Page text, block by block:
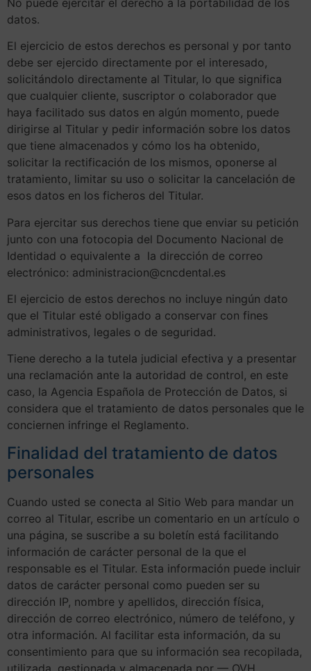
datos.
El ejercicio de estos derechos es personal y por tanto
debe ser ejercido directamente por el interesado,
solicitándolo directamente al Titular, lo que significa
que cualquier cliente, suscriptor o colaborador que
haya facilitado sus datos en algún momento, puede
dirigirse al Titular y pedir información sobre los datos
que tiene almacenados y cómo los ha obtenido,
solicitar la rectificación de los mismos, oponerse al
tratamiento, limitar su uso o solicitar la cancelación de
esos datos en los ficheros del Titular.
Para ejercitar sus derechos tiene que enviar su petición
junto con una fotocopia del Documento Nacional de
Identidad o equivalente a la dirección de correo
electrónico: administracion@cncdental.es
El ejercicio de estos derechos no incluye ningún dato
que el Titular esté obligado a conservar con fines
administrativos, legales o de seguridad.
Tiene derecho a la tutela judicial efectiva y a presentar
una reclamación ante la autoridad de control, en este
caso, la Agencia Española de Protección de Datos, si
considera que el tratamiento de datos personales que le
conciernen infringe el Reglamento.
Finalidad del tratamiento de datos
personales
Cuando usted se conecta al Sitio Web para mandar un
correo al Titular, escribe un comentario en un artículo o
una página, se suscribe a su boletín está facilitando
información de carácter personal de la que el
responsable es el Titular. Esta información puede incluir
datos de carácter personal como pueden ser su
dirección IP, nombre y apellidos, dirección física,
dirección de correo electrónico, número de teléfono, y
otra información. Al facilitar esta información, da su
consentimiento para que su información sea recopilada,
utilizada, gestionada y almacenada por — OVH